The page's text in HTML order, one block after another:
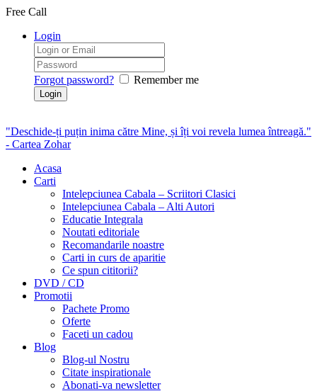
Free Call
Login
Forgot password? Remember me
"Deschide-ți puțin inima către Mine, și îți voi revela lumea întreagă."
- Cartea Zohar
Acasa
Carti
Intelepciunea Cabala – Scriitori Clasici
Intelepciunea Cabala – Alti Autori
Educatie Integrala
Noutati editoriale
Recomandarile noastre
Carti in curs de aparitie
Ce spun cititorii?
DVD / CD
Promotii
Pachete Promo
Oferte
Faceti un cadou
Blog
Blog-ul Nostru
Citate inspirationale
Abonati-va newsletter